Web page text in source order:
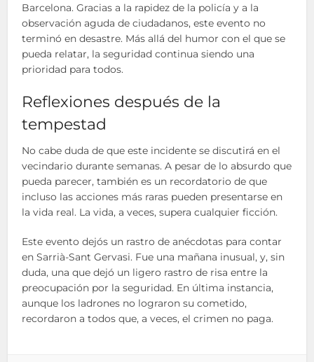
Barcelona. Gracias a la rapidez de la policía y a la
observación aguda de ciudadanos, este evento no
terminó en desastre. Más allá del humor con el que se
pueda relatar, la seguridad continua siendo una
prioridad para todos.
Reflexiones después de la
tempestad
No cabe duda de que este incidente se discutirá en el
vecindario durante semanas. A pesar de lo absurdo que
pueda parecer, también es un recordatorio de que
incluso las acciones más raras pueden presentarse en
la vida real. La vida, a veces, supera cualquier ficción.
Este evento dejós un rastro de anécdotas para contar
en Sarrià-Sant Gervasi. Fue una mañana inusual, y, sin
duda, una que dejó un ligero rastro de risa entre la
preocupación por la seguridad. En última instancia,
aunque los ladrones no lograron su cometido,
recordaron a todos que, a veces, el crimen no paga.